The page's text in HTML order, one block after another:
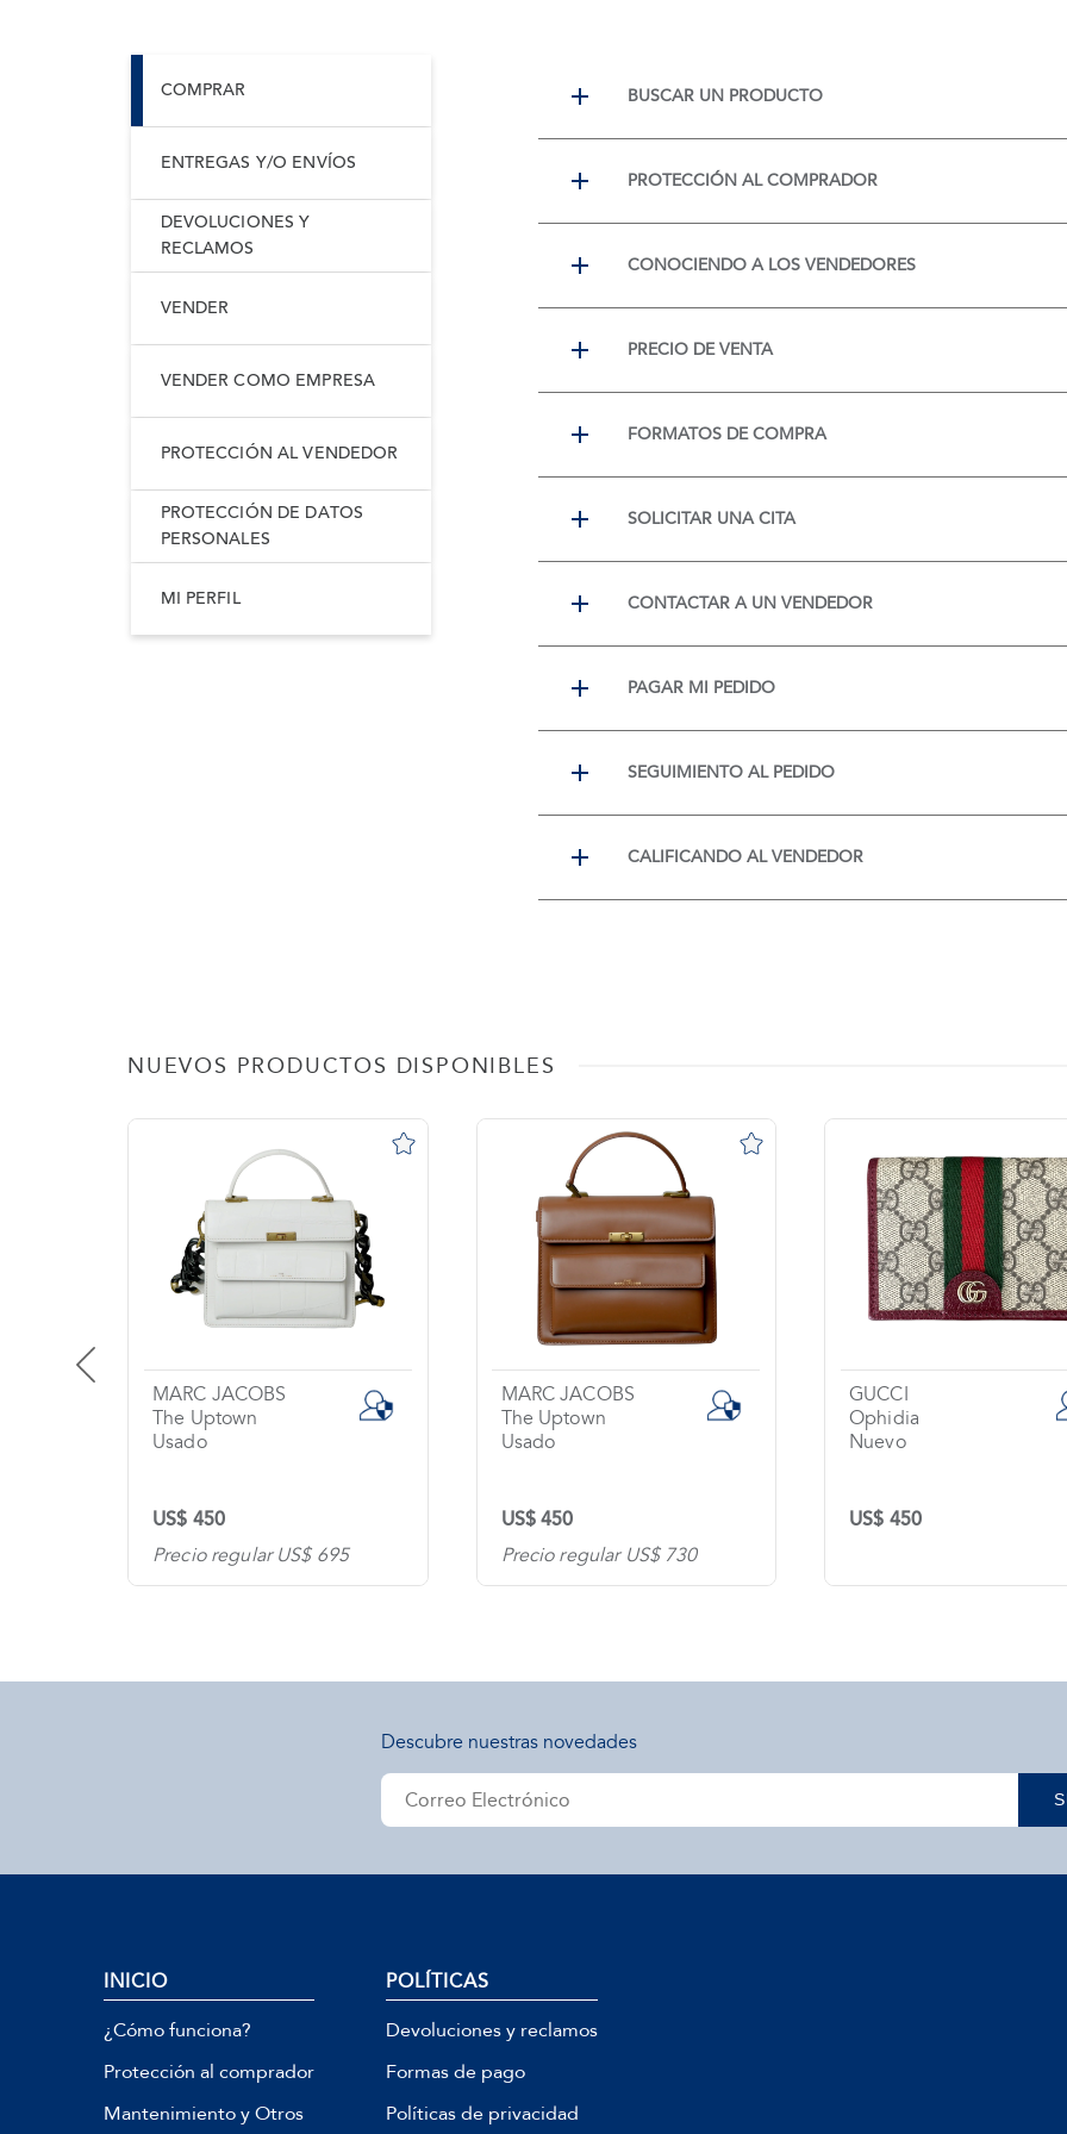
COMPRAR
ENTREGAS Y/O ENVÍOS
DEVOLUCIONES Y
RECLAMOS
VENDER
VENDER COMO EMPRESA
PROTECCIÓN AL VENDEDOR
PROTECCIÓN DE DATOS
PERSONALES
MI PERFIL
BUSCAR UN PRODUCTO
PROTECCIÓN AL COMPRADOR
CONOCIENDO A LOS VENDEDORES
PRECIO DE VENTA
FORMATOS DE COMPRA
SOLICITAR UNA CITA
CONTACTAR A UN VENDEDOR
PAGAR MI PEDIDO
SEGUIMIENTO AL PEDIDO
CALIFICANDO AL VENDEDOR
NUEVOS PRODUCTOS DISPONIBLES
MARC JACOBS
The Uptown
Usado
US$ 450
Precio regular US$ 730
GUCCI
Ophidia
Nuevo
US$ 450
SEIKO
Usado
US$ 625
Descubre nuestras novedades
INICIO
¿Cómo funciona?
Protección al comprador
Mantenimiento y Otros
POLÍTICAS
Devoluciones y reclamos
Formas de pago
Políticas de privacidad